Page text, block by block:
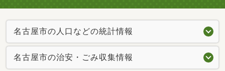
名古屋市の人口などの統計情報
名古屋市の治安・ごみ収集情報